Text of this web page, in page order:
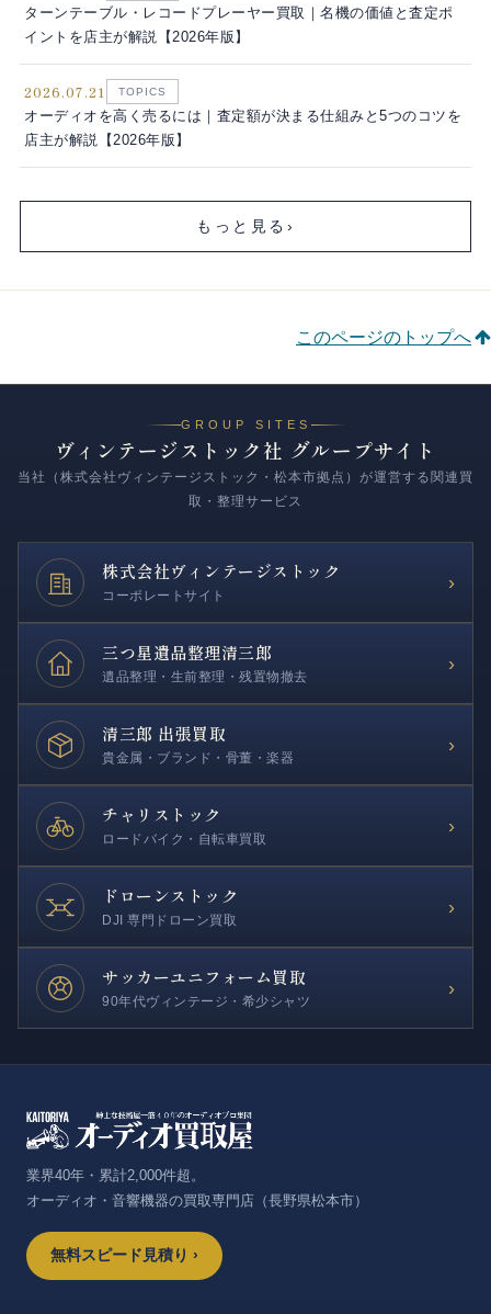
ターンテーブル・レコードプレーヤー買取｜名機の価値と査定ポ
イントを店主が解説【2026年版】
2026.07.21 TOPICS
オーディオを高く売るには｜査定額が決まる仕組みと5つのコツを
店主が解説【2026年版】
もっと見る ›
このページのトップへ
GROUP SITES
ヴィンテージストック社 グループサイト
当社（株式会社ヴィンテージストック・松本市拠点）が運営する関連買
取・整理サービス
株式会社ヴィンテージストック
コーポレートサイト
›
三つ星遺品整理清三郎
遺品整理・生前整理・残置物撤去
›
清三郎 出張買取
貴金属・ブランド・骨董・楽器
›
チャリストック
ロードバイク・自転車買取
›
ドローンストック
DJI 専門ドローン買取
›
サッカーユニフォーム買取
90年代ヴィンテージ・希少シャツ
›
業界40年・累計2,000件超。
オーディオ・音響機器の買取専門店（長野県松本市）
無料スピード見積り ›